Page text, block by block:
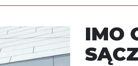
IMO
SĄCZ